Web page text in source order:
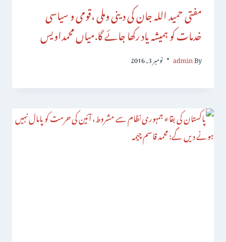
مفتی حمید اللہ جان کی دینی وملی ،قومی و سیاسی
خدمات کو ہمیشہ یاد رکھا جائے گا.میاں محمداویس
By
admin نومبر 3, 2016